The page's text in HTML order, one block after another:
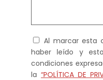
Al marcar esta
haber leído y
condiciones
la “POLÍTICA DE